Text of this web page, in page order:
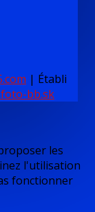
| Établi
bb.sk
les
l'utilisation
fonctionner